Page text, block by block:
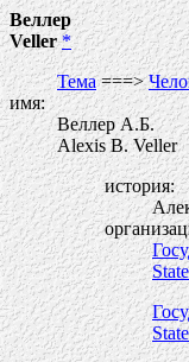
Веллер
Veller *
Тема===>
имя:
Веллер А.Б.
Alexis B. Veller
история: